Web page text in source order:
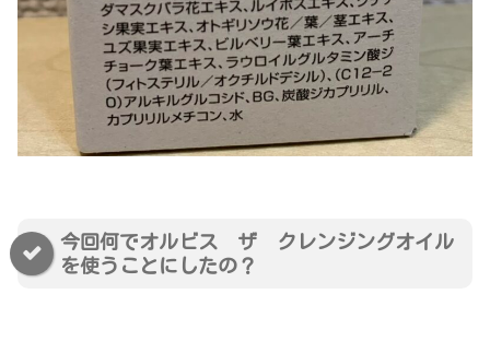
今回何でオルビス ザ クレンジングオイル
を使うことにしたの？